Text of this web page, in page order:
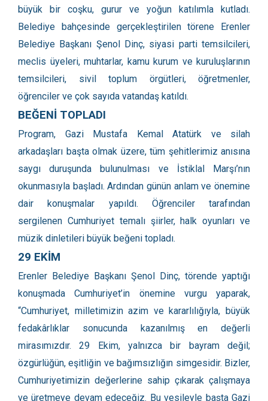
büyük bir coşku, gurur ve yoğun katılımla kutladı.
Belediye bahçesinde gerçekleştirilen törene Erenler
Belediye Başkanı Şenol Dinç, siyasi parti temsilcileri,
meclis üyeleri, muhtarlar, kamu kurum ve kuruluşlarının
temsilcileri, sivil toplum örgütleri, öğretmenler,
öğrenciler ve çok sayıda vatandaş katıldı.
BEĞENİ TOPLADI
Program, Gazi Mustafa Kemal Atatürk ve silah
arkadaşları başta olmak üzere, tüm şehitlerimiz anısına
saygı duruşunda bulunulması ve İstiklal Marşı’nın
okunmasıyla başladı. Ardından günün anlam ve önemine
dair konuşmalar yapıldı. Öğrenciler tarafından
sergilenen Cumhuriyet temalı şiirler, halk oyunları ve
müzik dinletileri büyük beğeni topladı.
29 EKİM
Erenler Belediye Başkanı Şenol Dinç, törende yaptığı
konuşmada Cumhuriyet’in önemine vurgu yaparak,
“Cumhuriyet, milletimizin azim ve kararlılığıyla, büyük
fedakârlıklar sonucunda kazanılmış en değerli
mirasımızdır. 29 Ekim, yalnızca bir bayram değil;
özgürlüğün, eşitliğin ve bağımsızlığın simgesidir. Bizler,
Cumhuriyetimizin değerlerine sahip çıkarak çalışmaya
ve üretmeye devam edeceğiz. Bu vesileyle başta Gazi